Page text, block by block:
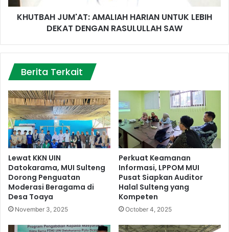
RASULULLAH
SAWKHUTBAH JUM'AT: AMALIAH HARIAN UNTUK LEBIH
DEKAT DENGAN RASULULLAH SAW
Berita Terkait
Lewat KKN UIN
Datokarama, MUI Sulteng
Dorong Penguatan
Moderasi Beragama di
Desa Toaya
November 3, 2025
Perkuat Keamanan
Informasi, LPPOM MUI
Pusat Siapkan Auditor
Halal Sulteng yang
Kompeten
October 4, 2025